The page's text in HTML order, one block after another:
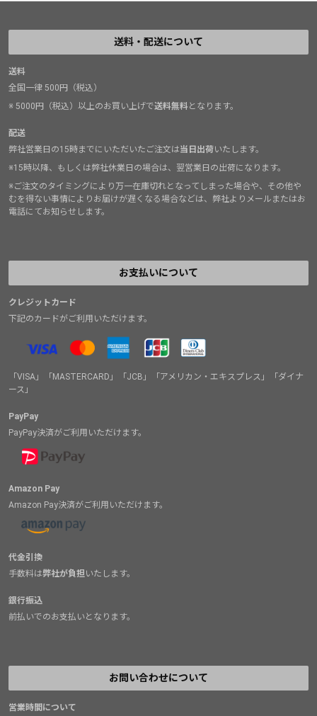
送料・配送について
送料
全国一律 500円（税込）
※ 5000円（税込）以上のお買い上げで送料無料となります。
配送
弊社営業日の15時までにいただいたご注文は当日出荷いたします。
※15時以降、もしくは弊社休業日の場合は、翌営業日の出荷になります。
※ご注文のタイミングにより万一在庫切れとなってしまった場合や、その他や
むを得ない事情によりお届けが遅くなる場合などは、弊社よりメールまたはお
電話にてお知らせします。
お支払いについて
クレジットカード
下記のカードがご利用いただけます。
「VISA」「MASTERCARD」「JCB」「アメリカン・エキスプレス」「ダイナ
ース」
PayPay
PayPay決済がご利用いただけます。
Amazon Pay
Amazon Pay決済がご利用いただけます。
代金引換
手数料は弊社が負担いたします。
銀行振込
前払いでのお支払いとなります。
お問い合わせについて
営業時間について